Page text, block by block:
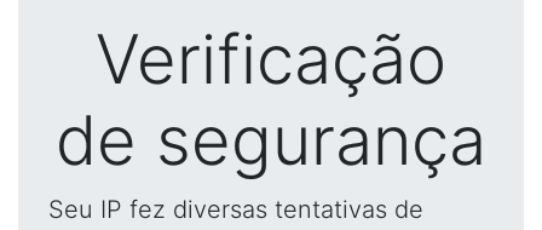
Verificação
de segurança
Seu IP fez diversas tentativas de